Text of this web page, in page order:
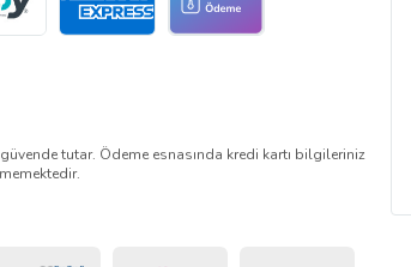
tutar. Ödeme esnasında kredi kartı bilgileriniz